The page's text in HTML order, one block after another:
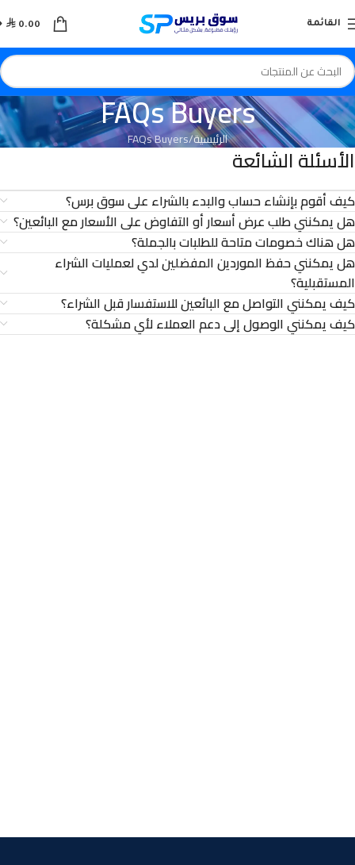
القائمة  0.00
FAQs Buyers
الرئيسية FAQs Buyers
الأسئلة الشائعة
كيف أقوم بإنشاء حساب والبدء بالشراء على سوق برس؟
هل يمكنني طلب عرض أسعار أو التفاوض على الأسعار مع البائعين؟
هل هناك خصومات متاحة للطلبات بالجملة؟
هل يمكنني حفظ الموردين المفضلين لدي لعمليات الشراء
المستقبلية؟
كيف يمكنني التواصل مع البائعين للاستفسار قبل الشراء؟
كيف يمكنني الوصول إلى دعم العملاء لأي مشكلة؟